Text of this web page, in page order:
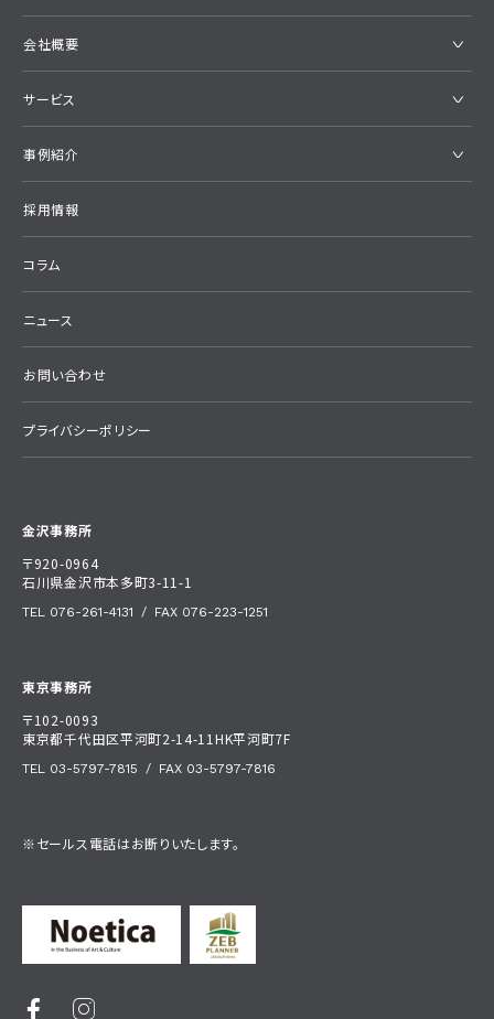
金沢事務所
〒920-0964
石川県金沢市本多町3-11-1
TEL 076-261-4131 / FAX 076-223-1251
東京事務所
〒102-0093
東京都千代田区平河町2-14-11HK平河町7F
TEL 03-5797-7815 / FAX 03-5797-7816
※セールス電話はお断りいたします。
会社概要
サービス
事例紹介
採用情報
コラム
ニュース
お問い合わせ
プライバシーポリシー